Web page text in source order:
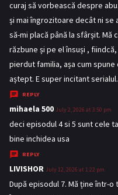
curaj să vorbească despre
și mai îngrozitoare decât ni se
să-mi placă până la sfârșit. Mă
răzbune și pe el însuși ,
pierdut familia, așa cum
aștept. E super incitant
REPLY
mihaela 500s
a
y
:
July 2, 2026 at 3:50 pm
deci episodul 4 si 5 sunt cele
bine inchidea usa
REPLY
LIVISHORs
a
July 12, 2026 at 1:22 pm
După episodul 7. Mă ține într-